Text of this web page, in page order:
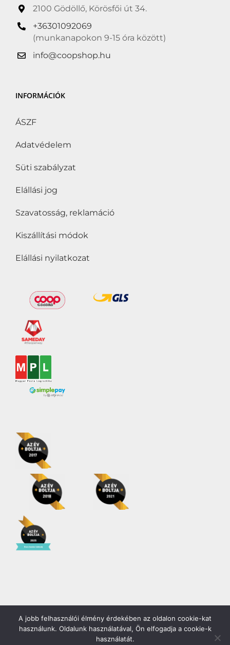
2100 Gödöllő, Körösfői út 34.
+36301092069
(munkanapokon 9-15 óra között)
info@coopshop.hu
INFORMÁCIÓK
ÁSZF
Adatvédelem
Süti szabályzat
Elállási jog
Szavatosság, reklamáció
Kiszállítási módok
Elállási nyilatkozat
Copyright 2026 | Minden jog fenntartva! |Gödöllő COOP Zrt.
A jobb felhasználói élmény érdekében az oldalon cookie-kat
használunk. Oldalunk használatával, Ön elfogadja a cookie-k
használatát.